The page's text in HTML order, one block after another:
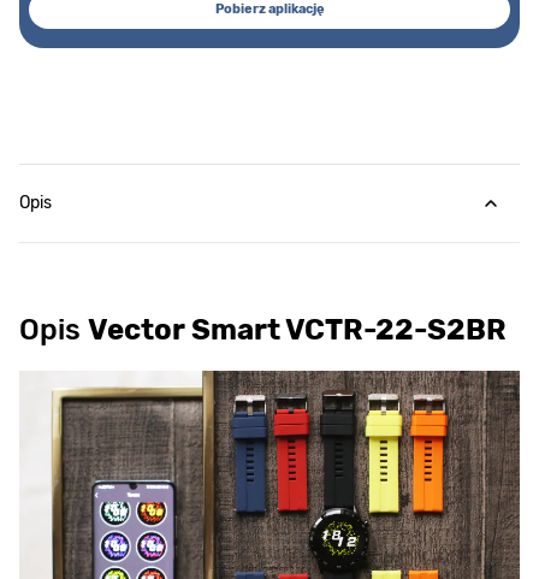
Pobierz aplikację
Opis
Opis Vector Smart VCTR-22-S2BR